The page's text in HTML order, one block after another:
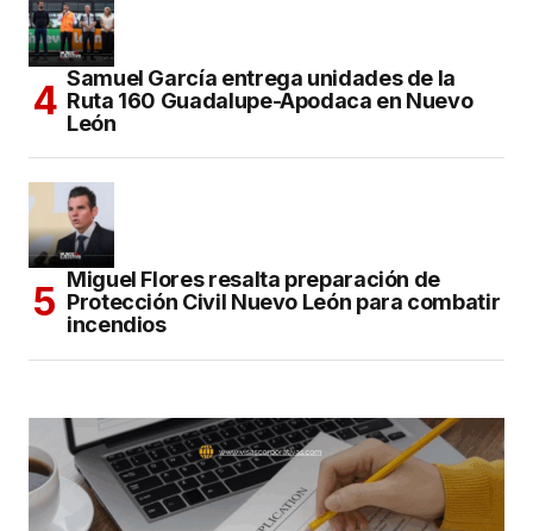
Samuel García entrega unidades de la
Ruta 160 Guadalupe-Apodaca en Nuevo
León
Miguel Flores resalta preparación de
Protección Civil Nuevo León para combatir
incendios